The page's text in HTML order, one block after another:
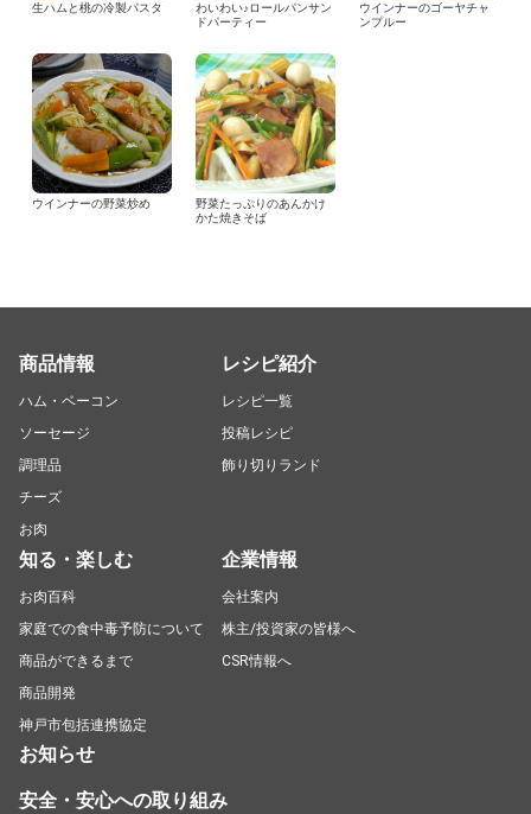
生ハムと桃の冷製パスタ
わいわい♪ロールパンサン
ドパーティー
ウインナーのゴーヤチャ
ンプルー
ウインナーの野菜炒め
野菜たっぷりのあんかけ
かた焼きそば
商品情報
ハム・ベーコン
ソーセージ
調理品
チーズ
お肉
レシピ紹介
レシピ一覧
投稿レシピ
飾り切りランド
知る・楽しむ
お肉百科
家庭での食中毒予防について
商品ができるまで
商品開発
神戸市包括連携協定
企業情報
会社案内
株主/投資家の皆様へ
CSR情報へ
お知らせ
安全・安心への取り組み